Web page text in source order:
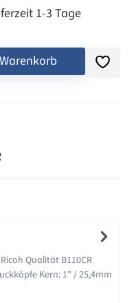
1-3 Tage
Qualität B110CR
Kern: 1" / 25,4mm